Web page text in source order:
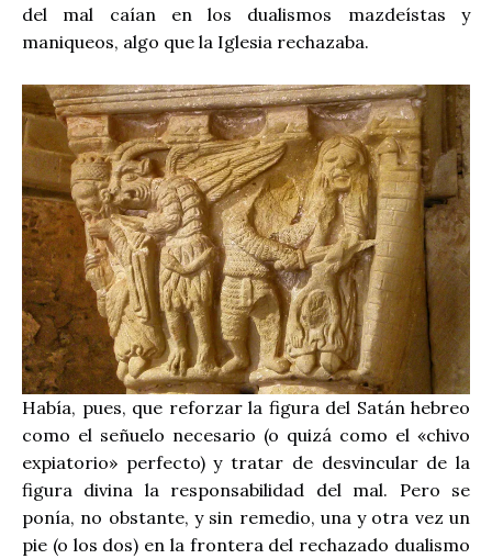
del mal caían en los dualismos mazdeístas y
maniqueos, algo que la Iglesia rechazaba.
Había, pues, que reforzar la figura del Satán hebreo
como el señuelo necesario (o quizá como el «chivo
expiatorio» perfecto) y tratar de desvincular de la
figura divina la responsabilidad del mal. Pero se
ponía, no obstante, y sin remedio, una y otra vez un
pie (o los dos) en la frontera del rechazado dualismo